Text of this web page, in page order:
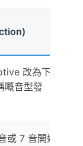
改為下
嘅音型發
或 7 音開始